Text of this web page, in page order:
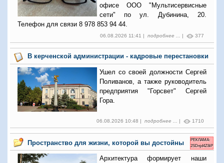
офисе ООО "Мультисервисные
сети" по ул. Дубинина, 20.
Телефон для связи 8 978 853 94 44.
06.08.2026 11:41 | подробнее ... | 377
В керченской администрации - кадровые перестановки
Ушел со своей должности Сергей
Поливанов, а также руководитель
предприятия "Горсвет" Сергей
Гора.
06.08.2026 10:48 | подробнее ... | 1710
Пространство для жизни, которой вы достойны
РЕКЛАМА:
2SDnjd4Z8iP
Архитектура формирует наши